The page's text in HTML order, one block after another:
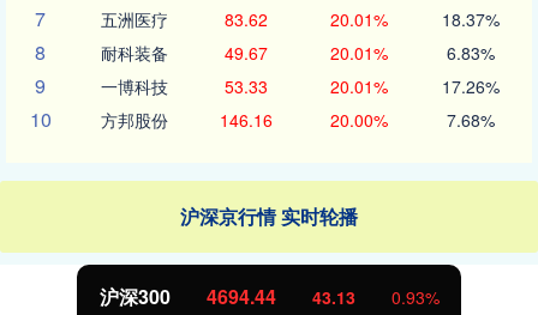
7 五洲医疗 83.62 20.01% 18.37%
8 耐科装备 49.67 20.01% 6.83%
9 一博科技 53.33 20.01% 17.26%
10 方邦股份 146.16 20.00% 7.68%
沪深京行情 实时轮播
沪深300 4694.44 43.13 0.93%